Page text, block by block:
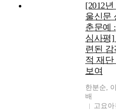
[2012년
울신문
춘문예 :
심사평]
련된 감
적 재단
보여
한분순,
배
고요아